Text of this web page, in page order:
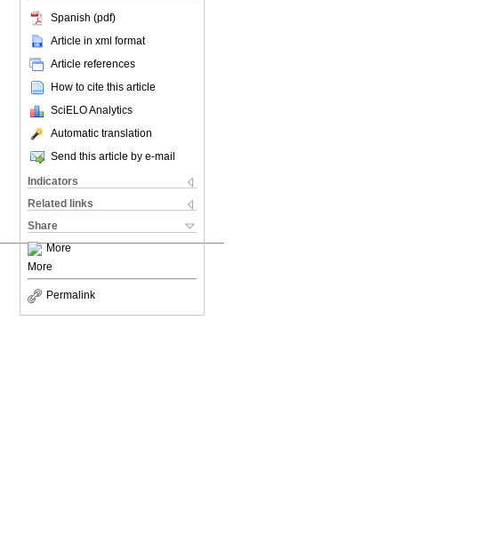
Spanish (pdf)
Article in xml format
Article references
How to cite this article
SciELO Analytics
Automatic translation
Send this article by e-mail
Indicators
Related links
Share
More
More
Permalink